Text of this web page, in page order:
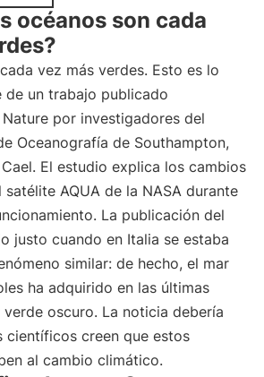
océanos son cada
vez más verdes. Esto es lo
de un trabajo publicado
por investigadores del
Oceanografía de Southampton,
El estudio explica los cambios
AQUA de la NASA durante
La publicación del
justo cuando en Italia se estaba
similar: de hecho, el mar
ha adquirido en las últimas
verde oscuro. La noticia debería
científicos creen que estos
al cambio climático.